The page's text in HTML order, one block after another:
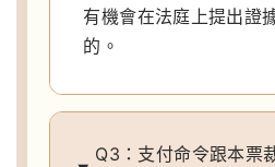
有機會在法庭上提出證
的。
Q3：支付命令跟本票